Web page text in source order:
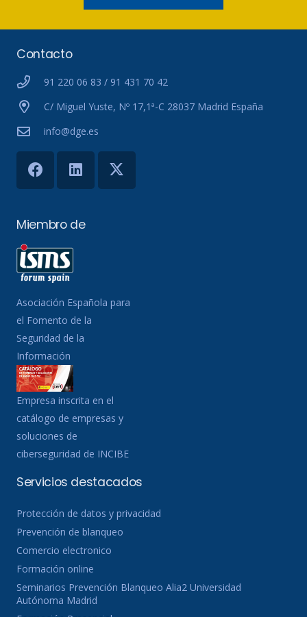
Contacto
91 220 06 83 / 91 431 70 42
C/ Miguel Yuste, Nº 17,1ª-C 28037 Madrid España
info@dge.es
Miembro de
Asociación Española para
el Fomento de la
Seguridad de la
Información
Empresa inscrita en el
catálogo de empresas y
soluciones de
ciberseguridad de INCIBE
Servicios destacados
Protección de datos y privacidad
Prevención de blanqueo
Comercio electronico
Formación online
Seminarios Prevención Blanqueo Alia2 Universidad
Autónoma Madrid